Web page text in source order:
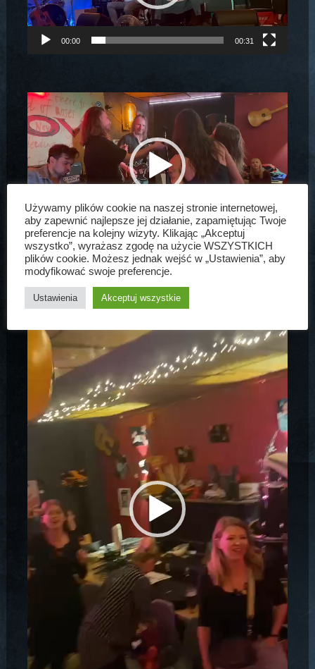
00:00 00:31
Odtwarzacz
video
00:00 01:31
Odtwarzacz
video
Używamy plików cookie na naszej stronie internetowej,
aby zapewnić najlepsze jej działanie, zapamiętując Twoje
preferencje na kolejny wizyty. Klikając „Akceptuj
wszystko”, wyrażasz zgodę na użycie WSZYSTKICH
plików cookie. Możesz jednak wejść w „Ustawienia”, aby
modyfikować swoje preferencje.
Ustawienia Akceptuj wszystkie